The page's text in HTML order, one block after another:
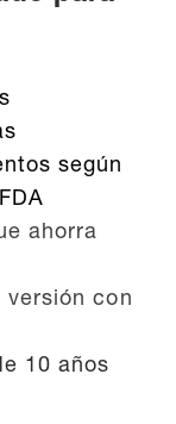
según
ahorra
versión con
10 años